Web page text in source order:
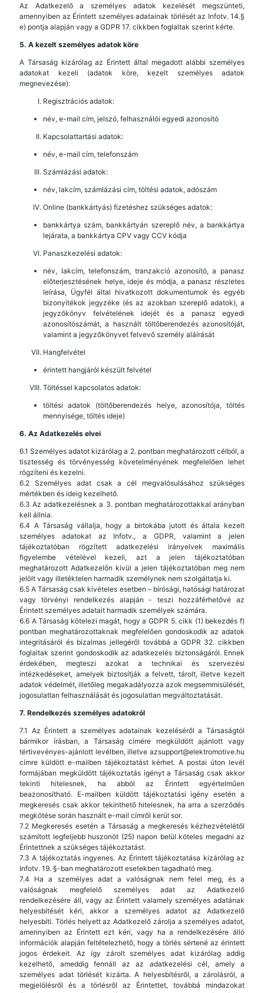
Az Adatkezelő a személyes adatok kezelését megszünteti,
amennyiben az Érintett személyes adatainak törlését az Infotv. 14.§
e) pontja alapján vagy a GDPR 17. cikkben foglaltak szerint kérte.
5. A kezelt személyes adatok köre
A Társaság kizárólag az Érintett által megadott alábbi személyes
adatokat kezeli (adatok köre, kezelt személyes adatok
megnevezése):
Regisztrációs adatok:
név, e-mail cím, jelszó, felhasználói egyedi azonosító
Kapcsolattartási adatok:
név, e-mail cím, telefonszám
Számlázási adatok:
név, lakcím, számlázási cím, töltési adatok, adószám
Online (bankkártyás) fizetéshez szükséges adatok:
bankkártya szám, bankkártyán szereplő név, a bankkártya
lejárata, a bankkártya CPV vagy CCV kódja
Panaszkezelési adatok:
név, lakcím, telefonszám, tranzakció azonosító, a panasz
előterjesztésének helye, ideje és módja, a panasz részletes
leírása, Ügyfél által hivatkozott dokumentumok és egyéb
bizonyítékok jegyzéke (és az azokban szereplő adatok), a
jegyzőkönyv felvételének idejét és a panasz egyedi
azonosítószámát, a használt töltőberendezés azonosítóját,
valamint a jegyzőkönyvet felvevő személy aláírását
Hangfelvétel
érintett hangjáról készült felvétel
Töltéssel kapcsolatos adatok:
töltési adatok (töltőberendezés helye, azonosítója, töltés
mennyisége, töltés ideje)
6. Az Adatkezelés elvei
6.1 Személyes adatot kizárólag a 2. pontban meghatározott célból, a
tisztesség és törvényesség követelményének megfelelően lehet
rögzíteni és kezelni.
6.2 Személyes adat csak a cél megvalósulásához szükséges
mértékben és ideig kezelhető.
6.3 Az adatkezelésnek a 3. pontban meghatározottakkal arányban
kell állnia.
6.4 A Társaság vállalja, hogy a birtokába jutott és általa kezelt
személyes adatokat az Infotv., a GDPR, valamint a jelen
tájékoztatóban rögzített adatkezelési irányelvek maximális
figyelembe vételével kezeli, azt a jelen tájékoztatóban
meghatározott Adatkezelőn kívül a jelen tájékoztatóban meg nem
jelölt vagy illetéktelen harmadik személynek nem szolgáltatja ki.
6.5 A Társaság csak kivételes esetben – bírósági, hatósági határozat
vagy törvényi rendelkezés alapján - teszi hozzáférhetővé az
Érintett személyes adatait harmadik személyek számára.
6.6 A Társaság kötelezi magát, hogy a GDPR 5. cikk (1) bekezdés f)
pontban meghatározottaknak megfelelően gondoskodik az adatok
integritásáról és bizalmas jellegéről továbbá a GDPR 32. cikkben
foglaltak szerint gondoskodik az adatkezelés biztonságáról. Ennek
érdekében, megteszi azokat a technikai és szervezési
intézkedéseket, amelyek biztosítják a felvett, tárolt, illetve kezelt
adatok védelmét, illetőleg megakadályozza azok megsemmisülését,
jogosulatlan felhasználását és jogosulatlan megváltoztatását.
7. Rendelkezés személyes adatokról
7.1 Az Érintett a személyes adatainak kezeléséről a Társaságtól
bármikor írásban, a Társaság címére megküldött ajánlott vagy
tértivevényes-ajánlott levélben, illetve azsupport@elektromotive.hu
címre küldött e-mailben tájékoztatást kérhet. A postai úton levél
formájában megküldött tájékoztatás igényt a Társaság csak akkor
tekinti hitelesnek, ha abból az Érintett egyértelműen
beazonosítható. E-mailben küldött tájékoztatási igény esetén a
megkeresés csak akkor tekinthető hitelesnek, ha arra a szerződés
megkötése során használt e-mail címről kerül sor.
7.2 Megkeresés esetén a Társaság a megkeresés kézhezvételétől
számított legfeljebb huszonöt (25) napon belül köteles megadni az
Érintettnek a szükséges tájékoztatást.
7.3 A tájékoztatás ingyenes. Az Érintett tájékoztatása kizárólag az
Infotv. 19. §-ban meghatározott esetekben tagadható meg.
7.4 Ha a személyes adat a valóságnak nem felel meg, és a
valóságnak megfelelő személyes adat az Adatkezelő
rendelkezésére áll, vagy az Érintett valamely személyes adatának
helyesbítését kéri, akkor a személyes adatot az Adatkezelő
helyesbíti. Törlés helyett az Adatkezelő zárolja a személyes adatot,
amennyiben az Érintett ezt kéri, vagy ha a rendelkezésére álló
információk alapján feltételezhető, hogy a törlés sértené az érintett
jogos érdekeit. Az így zárolt személyes adat kizárólag addig
kezelhető, ameddig fennáll az az adatkezelési cél, amely a
személyes adat törlését kizárta. A helyesbítésről, a zárolásról, a
megjelölésről és a törlésről az Érintettet, továbbá mindazokat